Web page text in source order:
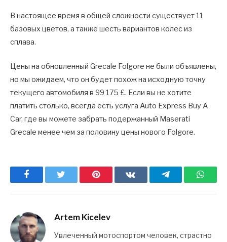
В настоящее время в общей сложности существует 11
базовых цветов, а также шесть вариантов колес из
сплава.
Цены на обновленный Grecale Folgore не были объявлены,
но мы ожидаем, что он будет похож на исходную точку
текущего автомобиля в 99 175 £. Если вы не хотите
платить столько, всегда есть услуга Auto Express Buy A
Car, где вы можете забрать подержанный Maserati
Grecale менее чем за половину цены нового Folgore.
Facebook Pinterest ВКонтактеTelegram
Artem Kicelev
Увлеченный мотоспортом человек, страстно